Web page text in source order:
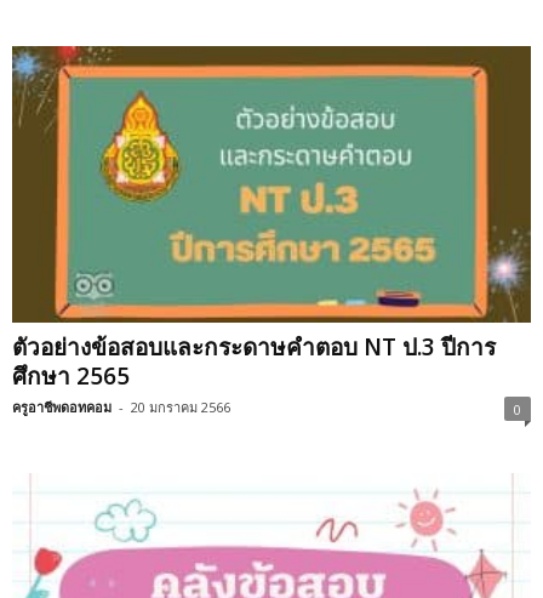
ตัวอย่างข้อสอบและกระดาษคำตอบ NT ป.3 ปีการ
ศึกษา 2565
ครูอาชีพดอทคอม - 20 มกราคม 2566 0